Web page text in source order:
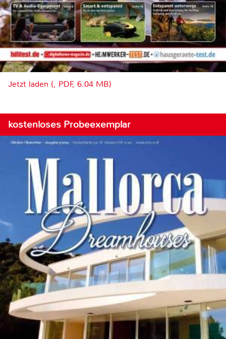
Jetzt laden (, PDF, 6.04 MB)
kostenloses Probeexemplar